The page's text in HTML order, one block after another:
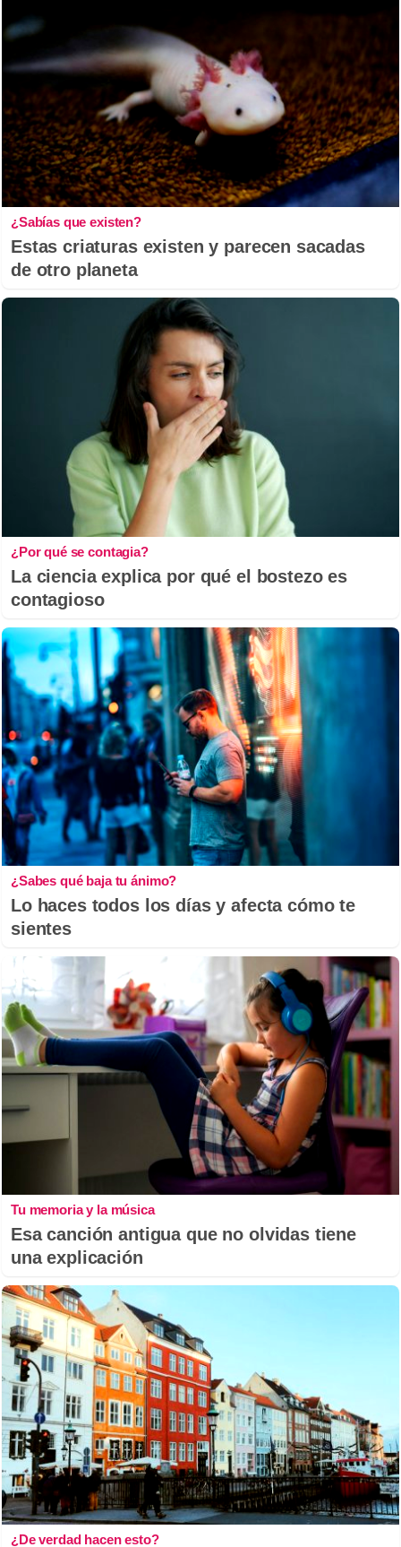
¿Sabías que existen?
Estas criaturas existen y parecen sacadas
de otro planeta
¿Por qué se contagia?
La ciencia explica por qué el bostezo es
contagioso
¿Sabes qué baja tu ánimo?
Lo haces todos los días y afecta cómo te
sientes
Tu memoria y la música
Esa canción antigua que no olvidas tiene
una explicación
¿De verdad hacen esto?